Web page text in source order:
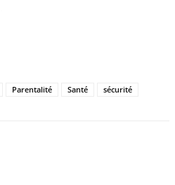
Parentalité Santé sécurité